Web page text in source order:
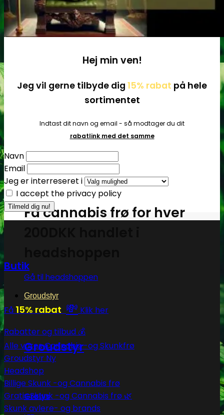
Få cannabis frø for hver
Gå til headshoppen
Groudstyr
Groudstyr
Grolys
Hej min ven!
Jeg vil gerne tilbyde dig 15% rabat på hele
sortimentet
Indtast dit navn og email - så modtager du dit
rabatlink med det samme
Navn
Email
Jeg er interreseret i
I accept the privacy policy
Butik
Få 15% rabat 💸 Klik her
Rabatter og tilbud 💰
Alle vores Cannabis -og Skunkfrø
Groudstyr
Headshop
Billige Skunk -og Cannabis frø
Gratis Skunk -og Cannabis frø 🌿
Skunk avlere- og brands